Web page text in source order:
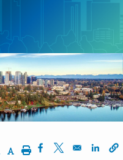
Increase Text Size
Decrease Text Size
PrintOpens in a new
Opens in a